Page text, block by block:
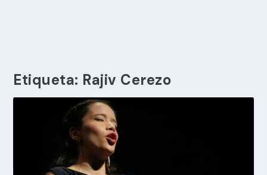
Etiqueta: Rajiv Cerezo